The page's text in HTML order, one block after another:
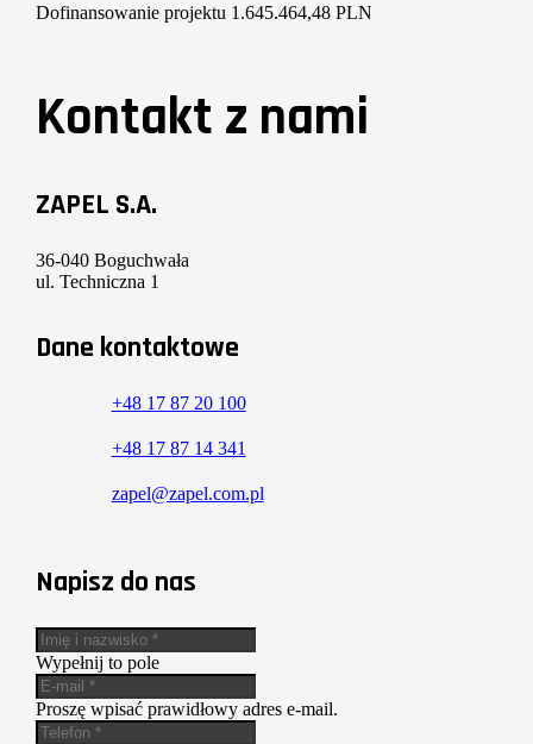
Dofinansowanie projektu 1.645.464,48 PLN
Kontakt z nami
ZAPEL S.A.
36-040 Boguchwała
ul. Techniczna 1
Dane kontaktowe
+48 17 87 20 100
+48 17 87 14 341
zapel@zapel.com.pl
Napisz do nas
Wypełnij to pole
Proszę wpisać prawidłowy adres e-mail.